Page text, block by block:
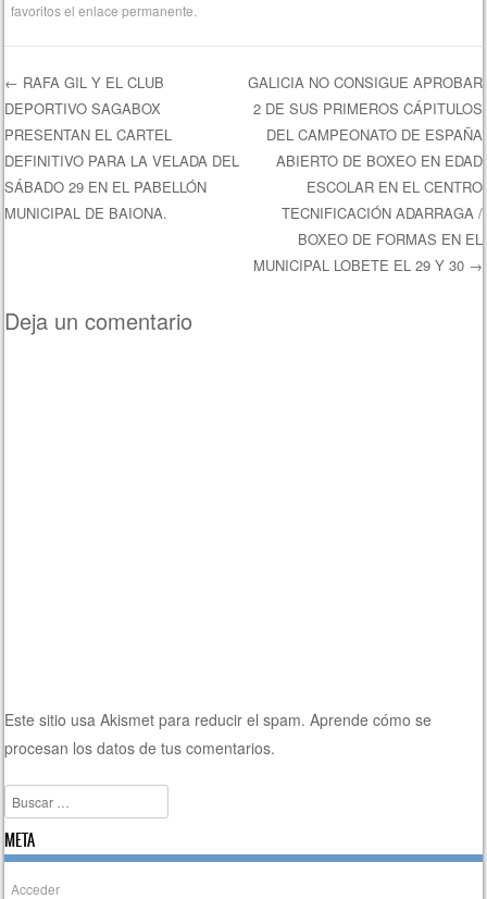
favoritos elenlace permanente
Navegación de entradas
← RAFA GIL Y EL CLUB
DEPORTIVO SAGABOX
PRESENTAN EL CARTEL
DEFINITIVO PARA LA VELADA DEL
SÁBADO 29 EN EL PABELLÓN
MUNICIPAL DE BAIONA.
GALICIA NO CONSIGUE APROBAR
2 DE SUS PRIMEROS CÁPITULOS
DEL CAMPEONATO DE ESPAÑA
ABIERTO DE BOXEO EN EDAD
ESCOLAR EN EL CENTRO
TECNIFICACIÓN ADARRAGA /
BOXEO DE FORMAS EN EL
MUNICIPAL LOBETE EL 29 Y 30 →
Deja un comentario
Este sitio usa Akismet para reducir el spam.Aprende cómo se
procesan los datos de tus comentarios.
Buscar
META
Acceder